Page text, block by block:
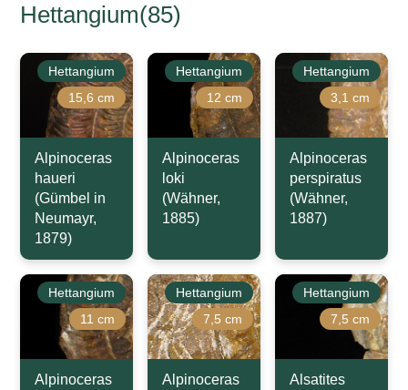
Hettangium(85)
Hettangium
15,6 cm
Alpinoceras
haueri
(Gümbel in
Neumayr,
1879)
Hettangium
12 cm
Alpinoceras
loki
(Wähner,
1885)
Hettangium
3,1 cm
Alpinoceras
perspiratus
(Wähner,
1887)
Hettangium
11 cm
Alpinoceras
Hettangium
7,5 cm
Alpinoceras
Hettangium
7,5 cm
Alsatites